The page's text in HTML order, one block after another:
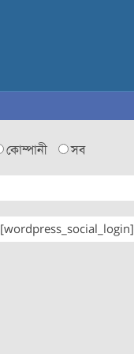
কোম্পানী সব
[wordpress_social_login]